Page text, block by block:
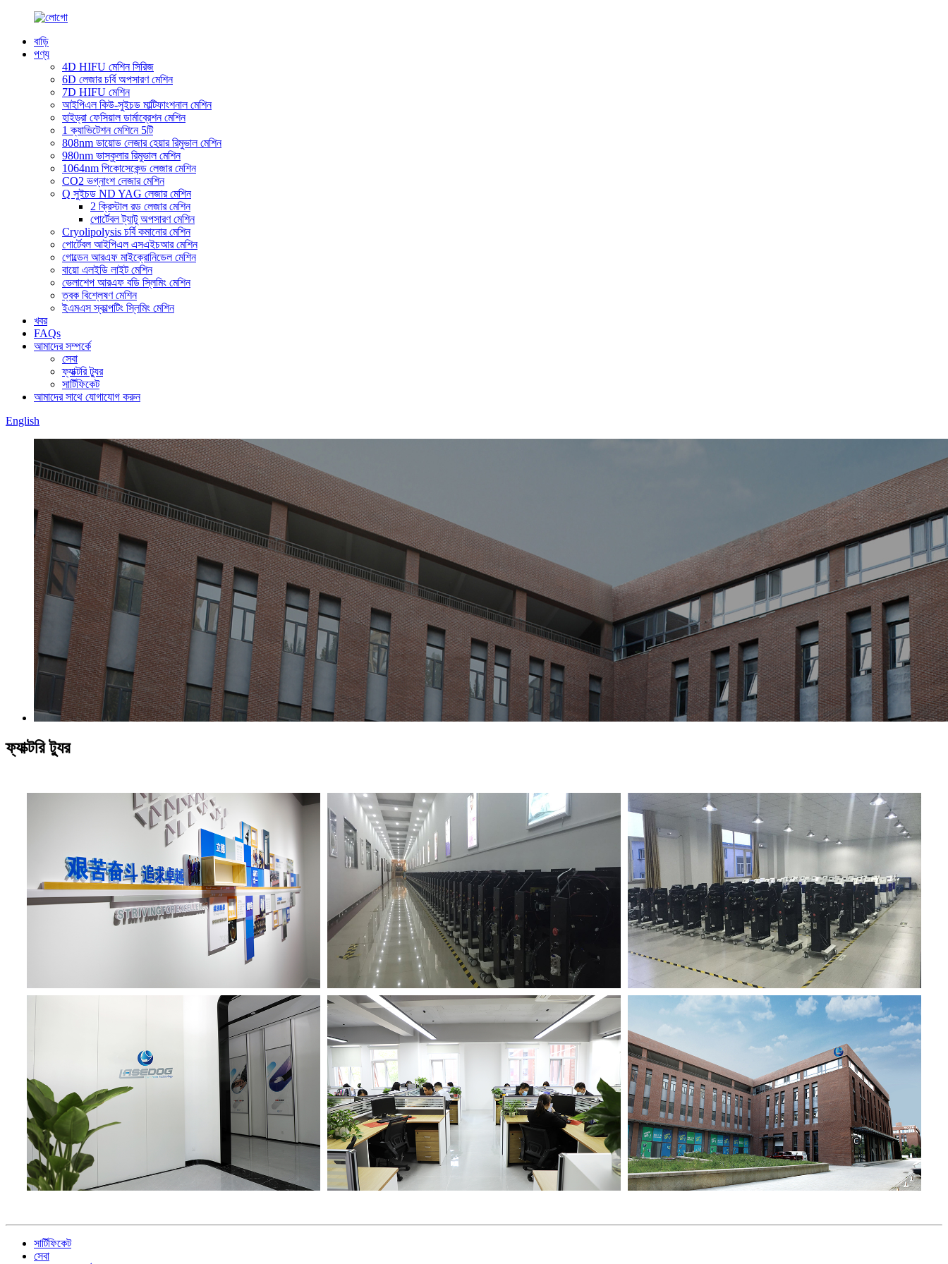
বাড়ি
পণ্য
4D HIFU মেশিন সিরিজ
6D লেজার চর্বি অপসারণ মেশিন
7D HIFU মেশিন
আইপিএল কিউ-সুইচড মাল্টিফাংশনাল মেশিন
হাইড্রা ফেসিয়াল ডার্মাব্রেশন মেশিন
1 ক্যাভিটেশন মেশিনে 5টি
808nm ডায়োড লেজার হেয়ার রিমুভাল মেশিন
980nm ভাস্কুলার রিমুভাল মেশিন
1064nm পিকোসেকেন্ড লেজার মেশিন
CO2 ভগ্নাংশ লেজার মেশিন
Q সুইচড ND YAG লেজার মেশিন
2 ক্রিস্টাল রড লেজার মেশিন
পোর্টেবল ট্যাটু অপসারণ মেশিন
Cryolipolysis চর্বি কমানোর মেশিন
পোর্টেবল আইপিএল এসএইচআর মেশিন
গোল্ডেন আরএফ মাইক্রোনিডেল মেশিন
বায়ো এলইডি লাইট মেশিন
ভেলাশেপ আরএফ বডি স্লিমিং মেশিন
ত্বক বিশ্লেষণ মেশিন
ইএমএস স্কাল্পটিং স্লিমিং মেশিন
খবর
FAQs
আমাদের সম্পর্কে
সেবা
ফ্যাক্টরি ট্যুর
সার্টিফিকেট
আমাদের সাথে যোগাযোগ করুন
English
ফ্যাক্টরি ট্যুর
সার্টিফিকেট
সেবা